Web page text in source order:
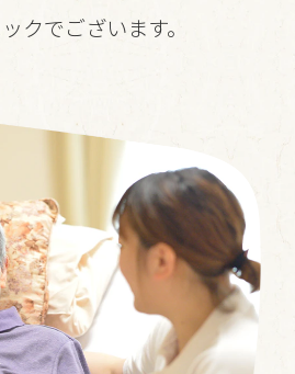
クでございます。